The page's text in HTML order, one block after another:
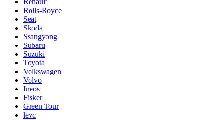
Renault
Rolls-Royce
Seat
Skoda
Ssangyong
Subaru
Suzuki
Toyota
Volkswagen
Volvo
Ineos
Fisker
Green Tour
levc